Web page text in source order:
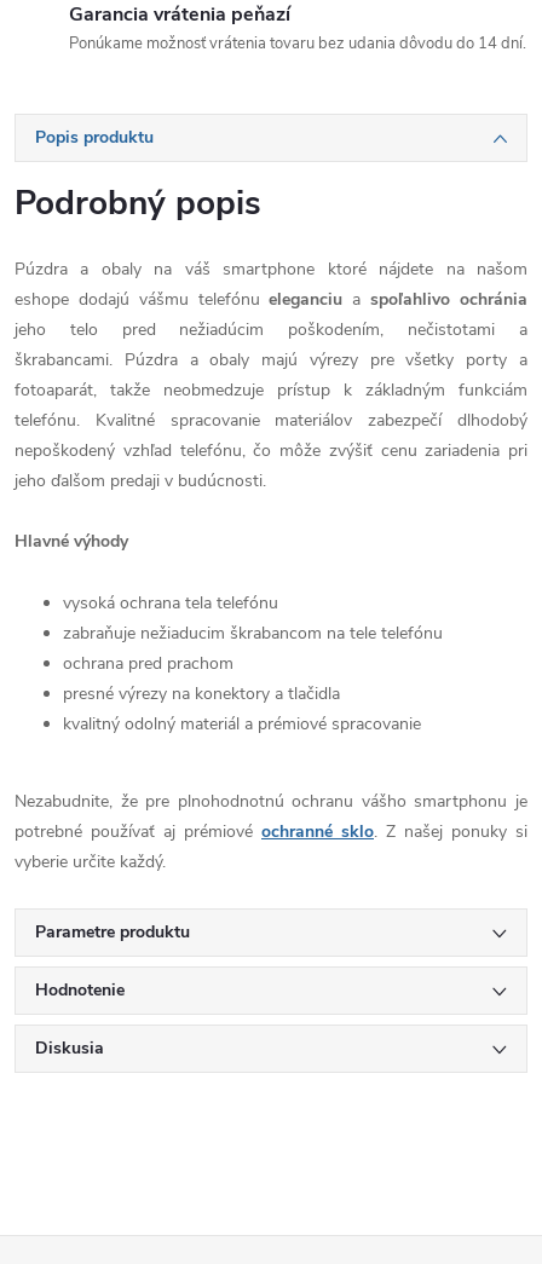
Garancia vrátenia peňazí
Ponúkame možnosť vrátenia tovaru bez udania dôvodu do 14 dní.
Popis produktu
Podrobný popis
Púzdra a obaly na váš smartphone ktoré nájdete na našom
eshope dodajú vášmu telefónueleganciu aspoľahlivo ochránia
jeho telo pred nežiadúcim poškodením, nečistotami a
škrabancami. Púzdra a obaly majú výrezy pre všetky porty a
fotoaparát, takže neobmedzuje prístup k základným funkciám
telefónu. Kvalitné spracovanie materiálov zabezpečí dlhodobý
nepoškodený vzhľad telefónu, čo môže zvýšiť cenu zariadenia pri
jeho ďalšom predaji v budúcnosti.
Hlavné výhody
vysoká ochrana tela telefónu
zabraňuje nežiaducim škrabancom na tele telefónu
ochrana pred prachom
presné výrezy na konektory a tlačidla
kvalitný odolný materiál a prémiové spracovanie
Nezabudnite, že pre plnohodnotnú ochranu vášho smartphonu je
potrebné používať aj prémiové ochranné sklo. Z našej ponuky si
vyberie určite každý.
Parametre produktu
Hodnotenie
Diskusia